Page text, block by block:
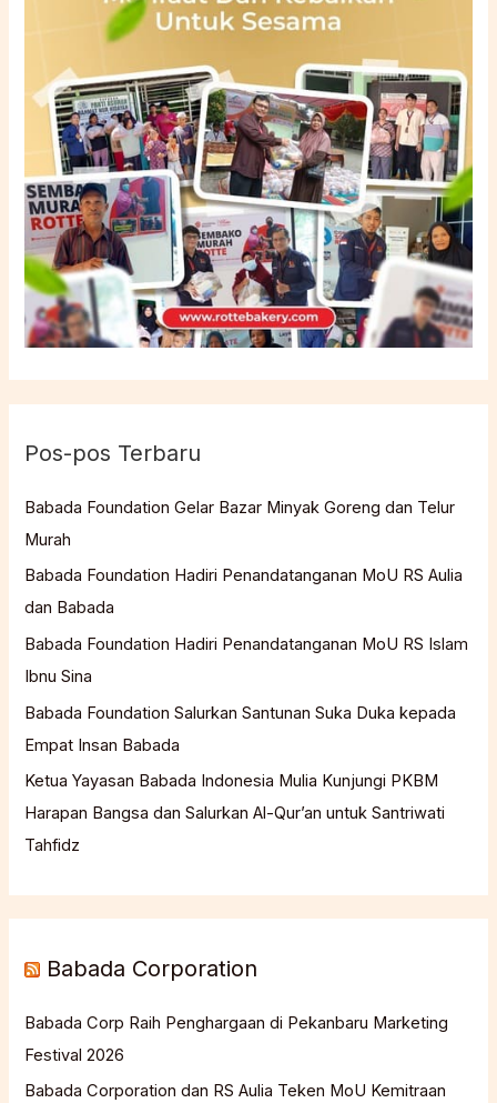
Pos-pos Terbaru
Babada Foundation Gelar Bazar Minyak Goreng dan Telur
Murah
Babada Foundation Hadiri Penandatanganan MoU RS Aulia
dan Babada
Babada Foundation Hadiri Penandatanganan MoU RS Islam
Ibnu Sina
Babada Foundation Salurkan Santunan Suka Duka kepada
Empat Insan Babada
Ketua Yayasan Babada Indonesia Mulia Kunjungi PKBM
Harapan Bangsa dan Salurkan Al-Qur’an untuk Santriwati
Tahfidz
Babada Corporation
Babada Corp Raih Penghargaan di Pekanbaru Marketing
Festival 2026
Babada Corporation dan RS Aulia Teken MoU Kemitraan